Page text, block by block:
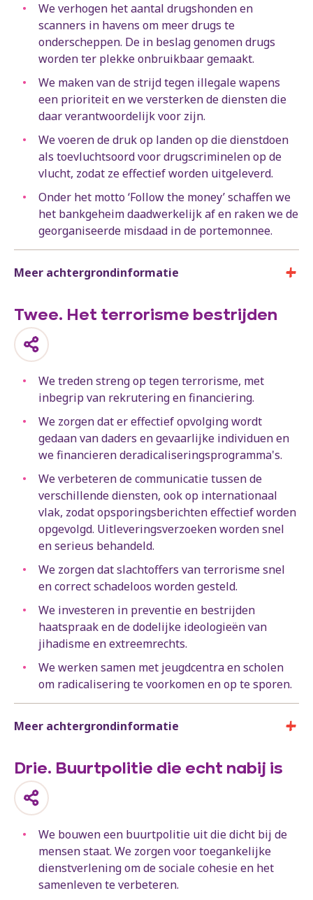
We verhogen het aantal drugshonden en
scanners in havens om meer drugs te
onderscheppen. De in beslag genomen drugs
worden ter plekke onbruikbaar gemaakt.
We maken van de strijd tegen illegale wapens
een prioriteit en we versterken de diensten die
daar verantwoordelijk voor zijn.
We voeren de druk op landen op die dienstdoen
als toevluchtsoord voor drugscriminelen op de
vlucht, zodat ze effectief worden uitgeleverd.
Onder het motto ‘Follow the money’ schaffen we
het bankgeheim daadwerkelijk af en raken we de
georganiseerde misdaad in de portemonnee.
Meer achtergrondinformatie
Twee. Het terrorisme bestrijden
We treden streng op tegen terrorisme, met
inbegrip van rekrutering en financiering.
We zorgen dat er effectief opvolging wordt
gedaan van daders en gevaarlijke individuen en
we financieren deradicaliseringsprogramma's.
We verbeteren de communicatie tussen de
verschillende diensten, ook op internationaal
vlak, zodat opsporingsberichten effectief worden
opgevolgd. Uitleveringsverzoeken worden snel
en serieus behandeld.
We zorgen dat slachtoffers van terrorisme snel
en correct schadeloos worden gesteld.
We investeren in preventie en bestrijden
haatspraak en de dodelijke ideologieën van
jihadisme en extreemrechts.
We werken samen met jeugdcentra en scholen
om radicalisering te voorkomen en op te sporen.
Meer achtergrondinformatie
Drie. Buurtpolitie die echt nabij is
We bouwen een buurtpolitie uit die dicht bij de
mensen staat. We zorgen voor toegankelijke
dienstverlening om de sociale cohesie en het
samenleven te verbeteren.